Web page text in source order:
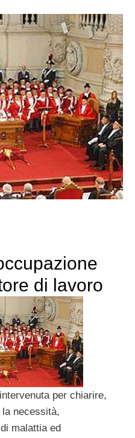
di lavoro
per chiarire,
necessità,
malattia ed